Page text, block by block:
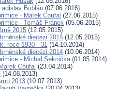
Bublán (07.06.2016)
- Marek Coufal (27.06.2015)
- Tomáš Fránek (05.06.2015)
2015 (12.05.2015)
diecézi 2015 (12.05.2015)
roce 1930 - 31 (14.10.2014)
diecézi 2014 (10.06.2014)
- Michal Seknička(01.05.2014)
Coufal (23.04.2014)
(14.08.2013)
2013 (10.07.2013)